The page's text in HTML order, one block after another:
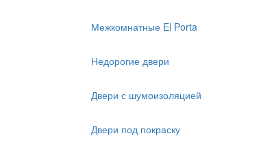
Межкомнатные El Porta
Недорогие двери
Двери с шумоизоляцией
Двери под покраску